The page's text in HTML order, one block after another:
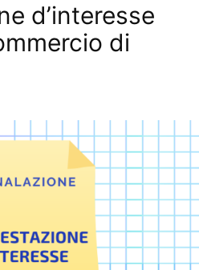
d’interesse
di